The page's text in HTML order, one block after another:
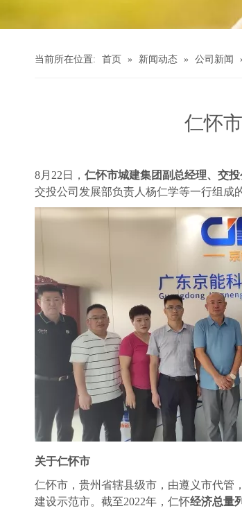
当前所在位置: 首页 » 新闻动态 » 公司新闻
仁怀
["wechat","weibo","qzone","douban","email"]
8月22日， 仁怀市城建集团副总经理、交
交投公司发展部负责人杨仁学等一行组成
关于仁怀市
仁怀市，贵州省辖县级市，由遵义市代管
建设示范市。截至2022年，仁怀经济总量